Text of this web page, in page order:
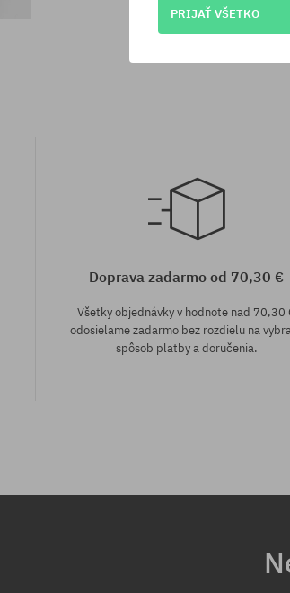
Doprava zadarmo od 70,30 €
Všetky objednávky v hodnote nad 70,30
odosielame zadarmo bez rozdielu na
spôsob platby a doručenia.
PRIJAŤ VŠETKO